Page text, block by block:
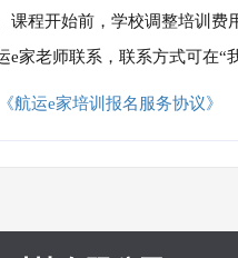
课程开始前，学校调整培训
e家老师联系，联系方式可在
《航运e家培训报名服务协议》